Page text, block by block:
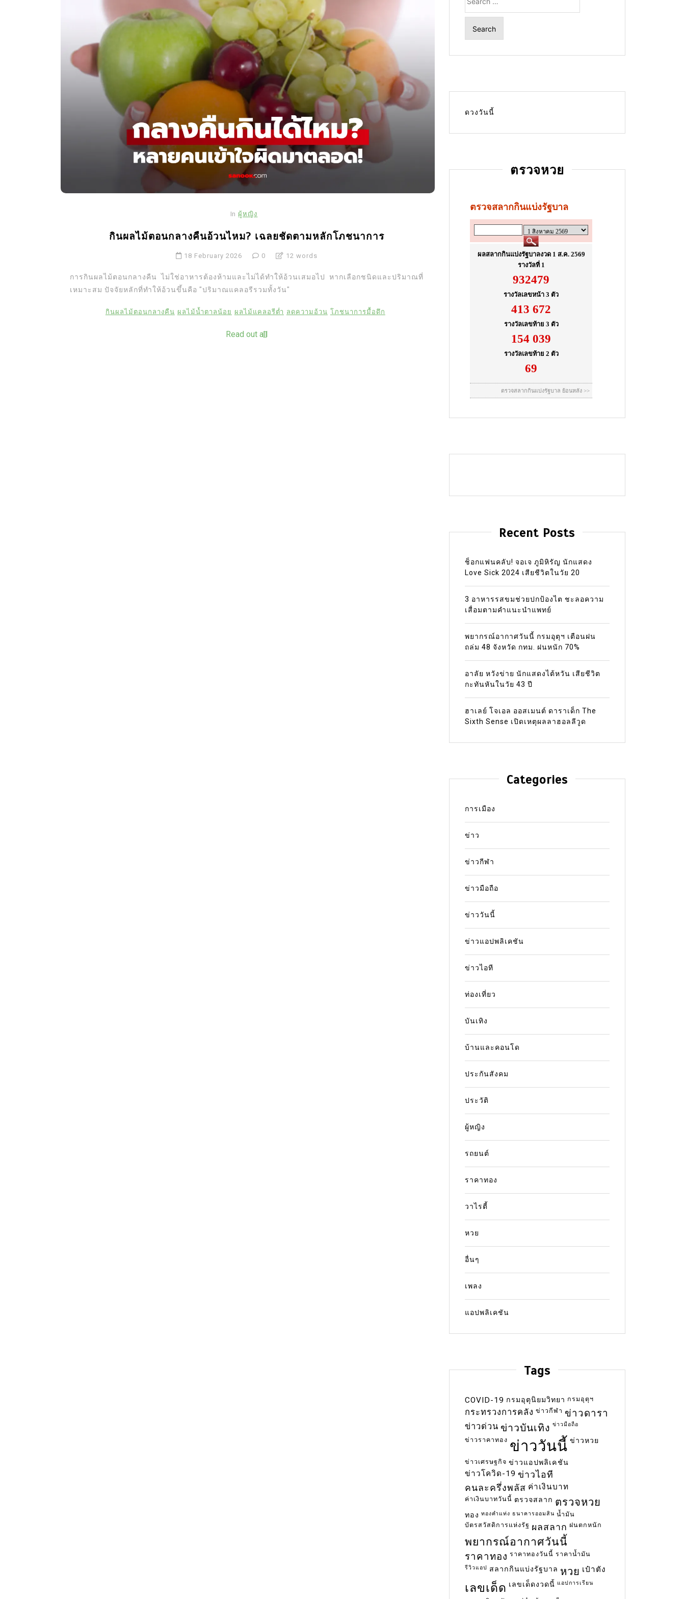
In ผู้หญิง
กินผลไม้ตอนกลางคืนอ้วนไหม? เฉลยชัดตามหลักโภชนาการ
18 February 2026 0 12 words
การกินผลไม้ตอนกลางคืน ไม่ใช่อาหารต้องห้ามและไม่ได้ทำให้อ้วนเสมอไป หากเลือกชนิดและปริมาณที่
เหมาะสม ปัจจัยหลักที่ทำให้อ้วนขึ้นคือ "ปริมาณแคลอรีรวมทั้งวัน"
กินผลไม้ตอนกลางคืน ผลไม้น้ำตาลน้อย ผลไม้แคลอรีต่ำ ลดความอ้วน โภชนาการมื้อดึก
Read out all
for:
ดวงวันนี้
ตรวจหวย
Recent Posts
ช็อกแฟนคลับ! จอเจ ภูมิหิรัญ นักแสดง
Love Sick 2024 เสียชีวิตในวัย 20
3 อาหารรสขมช่วยปกป้องไต ชะลอความ
เสื่อมตามคำแนะนำแพทย์
พยากรณ์อากาศวันนี้ กรมอุตุฯ เตือนฝน
ถล่ม 48 จังหวัด กทม. ฝนหนัก 70%
อาลัย หวังข่าย นักแสดงไต้หวัน เสียชีวิต
กะทันหันในวัย 43 ปี
ฮาเลย์ โจเอล ออสเมนต์ ดาราเด็ก The
Sixth Sense เปิดเหตุผลลาฮอลลีวูด
Categories
การเมือง
ข่าว
ข่าวกีฬา
ข่าวมือถือ
ข่าววันนี้
ข่าวแอปพลิเคชัน
ข่าวไอที
ท่องเที่ยว
บันเทิง
บ้านและคอนโด
ประกันสังคม
ประวัติ
ผู้หญิง
รถยนต์
ราคาทอง
วาไรตี้
หวย
อื่นๆ
เพลง
แอปพลิเคชัน
Tags
COVID-19 กรมอุตุนิยมวิทยา กรมอุตุฯ
กระทรวงการคลัง ข่าวกีฬา ข่าวดารา
ข่าวด่วน ข่าวบันเทิง ข่าวมือถือ
ข่าวราคาทอง ข่าววันนี้ ข่าวหวย
ข่าวเศรษฐกิจ ข่าวแอปพลิเคชัน
ข่าวโควิด-19 ข่าวไอที
คนละครึ่งพลัส ค่าเงินบาท
ค่าเงินบาทวันนี้ ตรวจสลาก ตรวจหวย
ทอง ทองคำแท่ง ธนาคารออมสิน น้ำมัน
บัตรสวัสดิการแห่งรัฐ ผลสลาก ฝนตกหนัก
พยากรณ์อากาศวันนี้
ราคาทอง ราคาทองวันนี้ ราคาน้ำมัน
รีวิวแอป สลากกินแบ่งรัฐบาล หวย เป๋าตัง
เลขเด็ด เลขเด็ดงวดนี้ แอปการเรียน